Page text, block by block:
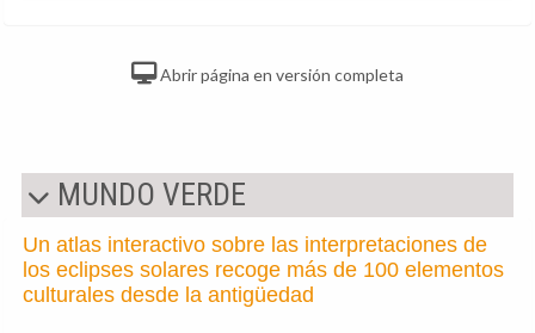
Abrir página en versión completa
MUNDO VERDE
Un atlas interactivo sobre las interpretaciones de
los eclipses solares recoge más de 100 elementos
culturales desde la antigüedad